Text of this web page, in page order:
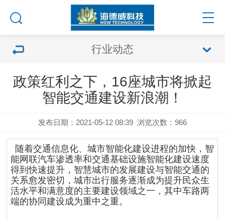
行业动态
政策红利之下，16座城市将掀起
智能交通建设新浪潮！
发布日期：2021-05-12 08:39 浏览次数：966
随着交通信息化、城市智能化建设进程的加快，智
能网联汽车渗透率和交通基础设施智能化建设速度
得到快速提升，智慧城市的发展建设与智能交通的
关系愈发密切，城市出行服务逐渐成为提升民众生
活水平和满意度的主要建设领域之一，其中车路两
端的协同建设成为重中之重。